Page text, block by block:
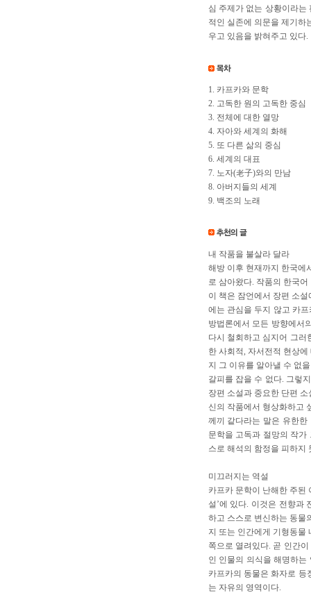
심 주제가 없는 상황이라
적인 실존에 의문을 제기하
우고 있음을 밝혀주고 있다.
1. 카프카와 문학
2. 고독한 원의 고독한 중심
3. 전체에 대한 열망
4. 자아와 세계의 화해
5. 또 다른 삶의 중심
6. 세계의 대표
7. 노자(老子)와의 만남
8. 아버지들의 세계
9. 백조의 노래
내 작품을 불살라 달라
해방 이후 현재까지 한국에
로 삼아왔다. 작품의 한국
이 책은 잠언에서 장편 소
에는 관심을 두지 않고 카
방법론에서 모든 방향에서
다시 철회하고 심지어 그
한 사회적, 자서전적 현상
지 그 이유를 알아낼 수 없
갈피를 잡을 수 없다. 그렇
장편 소설과 중요한 단편
신의 작품에서 형상화하고
께끼 같다라는 말은 유한
문학을 고독과 절망의 작
스로 해석의 함정을 피하지
미끄러지는 역설
카프카 문학이 난해한 주된
설’에 있다. 이것은 전향과
하고 스스로 변신하는 동물
지 또는 인간에게 기형동물
쪽으로 열려있다. 곧 인간
인 인물의 의식을 해명하
카프카의 동물은 화자로
는 자유의 영역이다.